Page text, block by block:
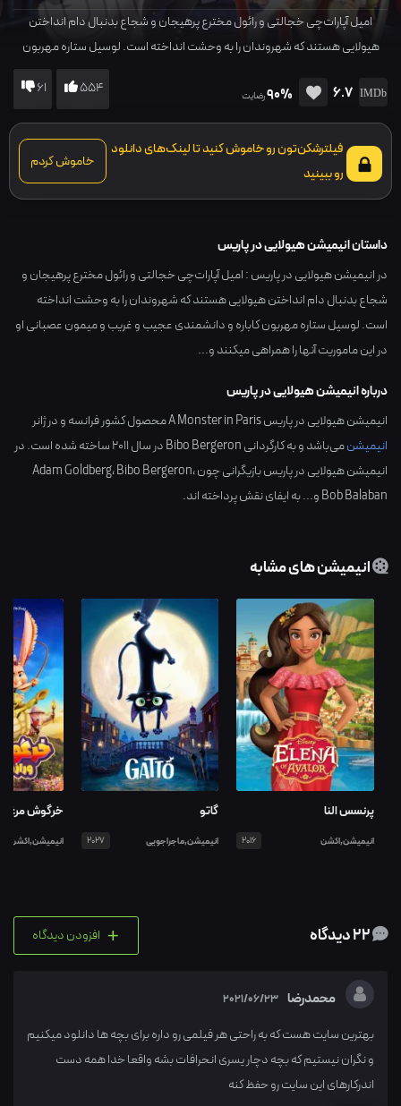
امیل آپارات‌چی خجالتی و رائول مخترع پرهیجان و شجاع بدنبال دام انداختن
هیولایی هستند که شهروندان را به وحشت انداخته است. لوسیل ستاره مهربون
کاباره و دانشمندی عجیب و غریب و میمون عصبانی او در این ماموریت آن‎ها را
همراهی می‎کنند و...
6.7
90%رضایت 554
61
فیلترشکن‌تون رو خاموش کنید تا لینک‌های دانلود
رو ببینید
خاموش کردم
داستان انیمیشن هیولایی در پاریس
در انیمیشن هیولایی در پاریس : امیل آپارات‌چی خجالتی و رائول مخترع پرهیجان و
شجاع بدنبال دام انداختن هیولایی هستند که شهروندان را به وحشت انداخته
است. لوسیل ستاره مهربون کاباره و دانشمندی عجیب و غریب و میمون عصبانی او
در این ماموریت آن‎ها را همراهی می‎کنند و...
درباره انیمیشن هیولایی در پاریس
انیمیشن هیولایی در پاریس A Monster in Paris محصول کشور فرانسهو در ژانر
انیمیشنمی‌باشد و به کارگردانیBibo Bergeronدر سال2011ساخته شده است. در
انیمیشن هیولایی در پاریس بازیگرانی چون
Adam Goldberg،Bibo Bergeron،
Bob Balabanو... به ایفای نقش پرداخته اند.
انیمیشن های مشابه
پرنسس النا
انیمیشن,اکشن 2016
گاتو
انیمیشن,ماجراجویی 2027
خرگوش مرغی
انیمیشن,اکشن
+ افزودن دیدگاه
محمدرضا 2021/06/23
بهترین سایت هست که به راحتی هر فیلمی رو داره برای بچه ها دانلود میکنیم
و نگران نیستیم که بچه دچار یسری انحرافات بشه واقعا خدا همه دست
اندرکارهای این سایت رو حفظ کنه